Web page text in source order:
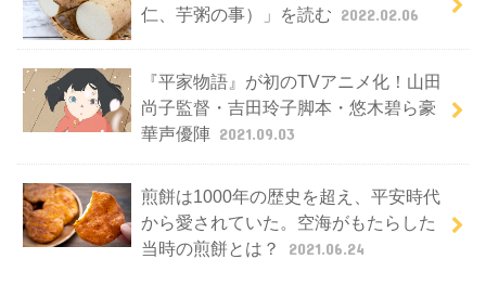
仁、芋粥の事）」を読む 2022.02.06
『平家物語』が初のTVアニメ化！山田
尚子監督・吉田玲子脚本・悠木碧ら豪
華声優陣 2021.09.03
煎餅は1000年の歴史を超え、平安時代
から愛されていた。空海がもたらした
当時の煎餅とは？
2021.06.24